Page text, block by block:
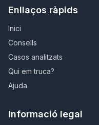
Enllaços ràpids
Inici
Consells
Casos analitzats
Qui em truca?
Ajuda
Informació legal